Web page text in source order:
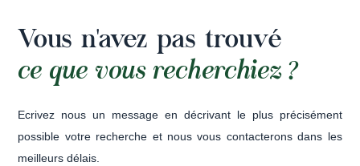
Vous n'avez pas trouvé
ce que vous recherchiez ?
Ecrivez nous un message en décrivant le plus précisément
possible votre recherche et nous vous contacterons dans les
meilleurs délais.